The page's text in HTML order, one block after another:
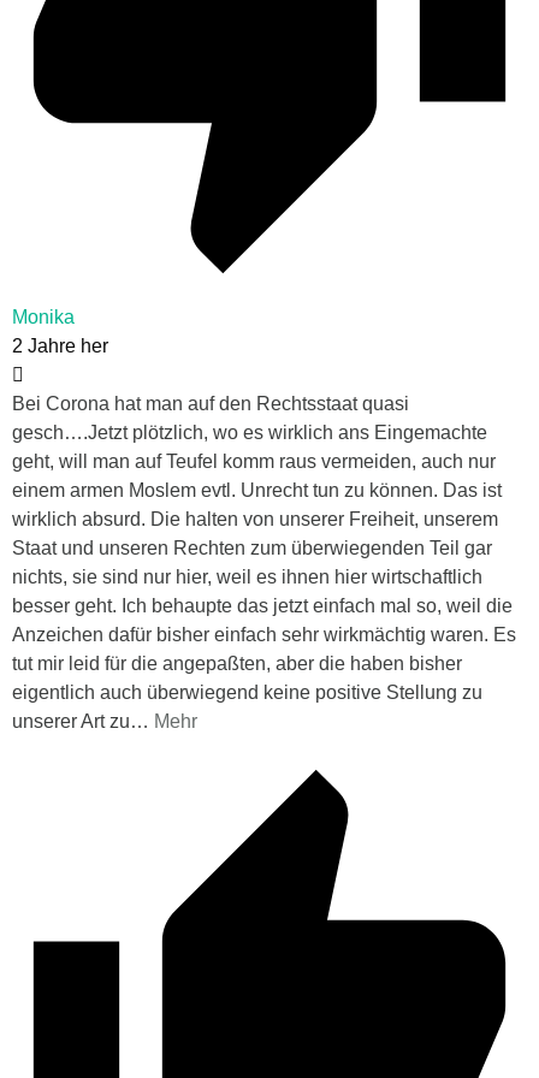
Monika
2 Jahre her
Bei Corona hat man auf den Rechtsstaat quasi
gesch….Jetzt plötzlich, wo es wirklich ans Eingemachte
geht, will man auf Teufel komm raus vermeiden, auch nur
einem armen Moslem evtl. Unrecht tun zu können. Das ist
wirklich absurd. Die halten von unserer Freiheit, unserem
Staat und unseren Rechten zum überwiegenden Teil gar
nichts, sie sind nur hier, weil es ihnen hier wirtschaftlich
besser geht. Ich behaupte das jetzt einfach mal so, weil die
Anzeichen dafür bisher einfach sehr wirkmächtig waren. Es
tut mir leid für die angepaßten, aber die haben bisher
eigentlich auch überwiegend keine positive Stellung zu
unserer Art zu… Mehr